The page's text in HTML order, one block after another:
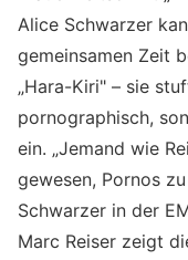
Alice Schwarzer
gemeinsamen Zeit
„Hara-Kiri" – sie
pornographisch,
ein. „Jemand wie
gewesen, Pornos
Schwarzer in der
Marc Reiser zeigt